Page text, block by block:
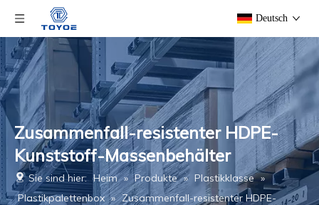
Deutsch
Zusammenfall-resistenter HDPE-
Kunststoff-Massenbehälter
Sie sind hier: Heim » Produkte » Plastikklasse »
Plastikpalettenbox » Zusammenfall-resistenter HDPE-